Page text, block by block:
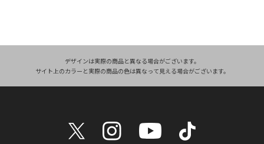
デザインは実際の商品と異なる場合がございます。
サイト上のカラーと実際の商品の色は異なって見える場合がございます。